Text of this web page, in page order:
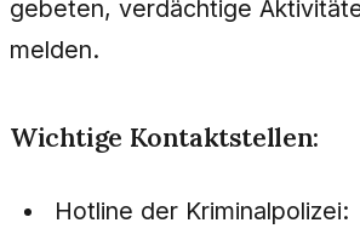
gebeten, verdächtige
melden.
Wichtige Kontaktstellen:
Hotline der Kriminalpolizei: